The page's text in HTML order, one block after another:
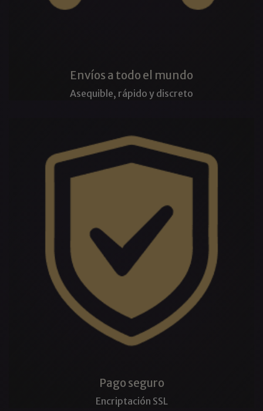
Envíos a todo el mundo
Asequible, rápido y discreto
Pago seguro
Encriptación SSL